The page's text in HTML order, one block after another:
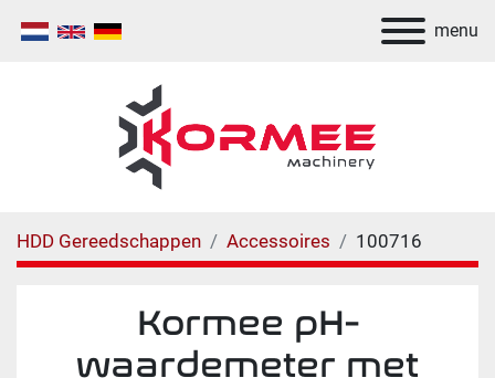
menu
HDD Gereedschappen Accessoires 100716
Kormee pH-
waardemeter met